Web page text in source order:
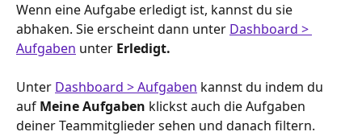
Wenn eine Aufgabe erledigt ist, kannst du sie
abhaken. Sie erscheint dann unter Dashboard >
Aufgaben unter Erledigt.
Unter Dashboard > Aufgaben kannst du indem du
auf Meine Aufgaben klickst auch die Aufgaben
deiner Teammitglieder sehen und danach filtern.